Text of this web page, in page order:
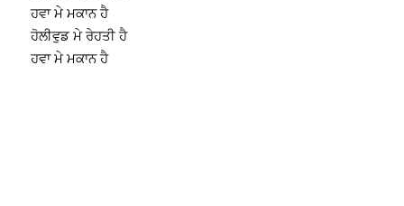
ਹਵਾ ਮੇ ਮਕਾਨ ਹੈ
ਹੋਲੀਵੁਡ ਮੇ ਰੇਹਤੀ ਹੈ
ਹਵਾ ਮੇ ਮਕਾਨ ਹੈ